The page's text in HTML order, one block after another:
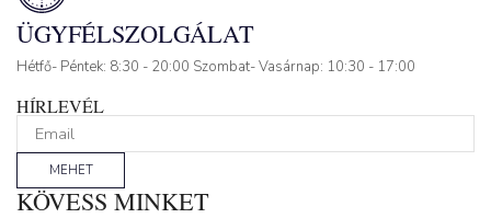
ÜGYFÉLSZOLGÁLAT
Hétfő- Péntek: 8:30 - 20:00 Szombat- Vasárnap: 10:30 - 17:00
HÍRLEVÉL
MEHET
KÖVESS MINKET